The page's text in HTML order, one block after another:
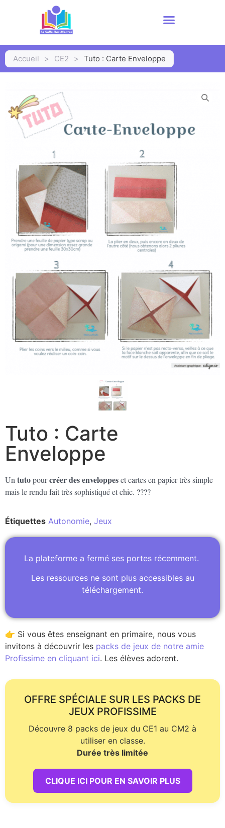
Accueil > CE2 > Tuto : Carte Enveloppe
Tuto : Carte
Enveloppe
Un tutopourcréer des enveloppeset cartes en papier très simple
mais le rendu fait très sophistiqué et chic. ????
Étiquettes Autonomie, Jeux
La plateforme a fermé ses portes récemment.
Les ressources ne sont plus accessibles au
téléchargement.
👉 Si vous êtes enseignant en primaire, nous vous
invitons à découvrir les packs de jeux de notre amie
Profissime en cliquant ici. Les élèves adorent.
OFFRE SPÉCIALE SUR LES PACKS DE
JEUX PROFISSIME
Découvre 8 packs de jeux du CE1 au CM2 à
utiliser en classe.
Durée très limitée
CLIQUE ICI POUR EN SAVOIR PLUS